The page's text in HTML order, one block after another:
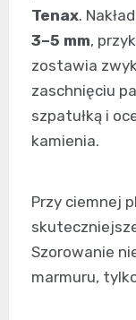
Tenax.
3–5 mm,
zostawia
zaschnięciu
szpatułką i
kamienia.
Przy ciemnej
Szorowanie
marmuru,